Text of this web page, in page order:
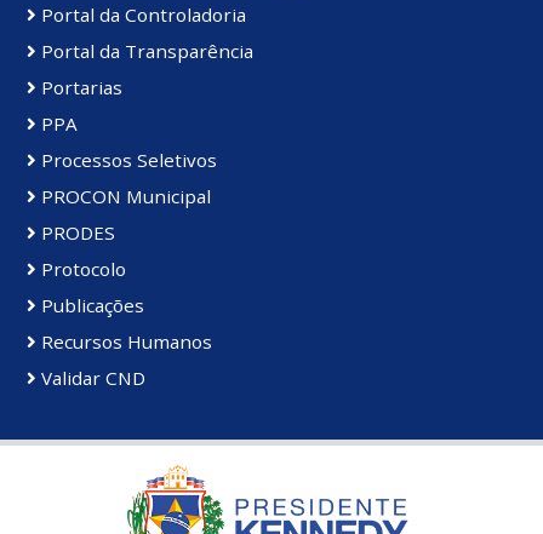
Portal da Controladoria
Portal da Transparência
Portarias
PPA
Processos Seletivos
PROCON Municipal
PRODES
Protocolo
Publicações
Recursos Humanos
Validar CND